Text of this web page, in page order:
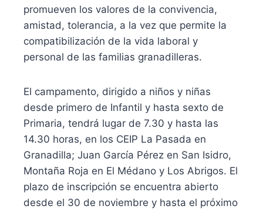
promueven los valores de la convivencia,
amistad, tolerancia, a la vez que permite la
compatibilización de la vida laboral y
personal de las familias granadilleras.
El campamento, dirigido a niños y niñas
desde primero de Infantil y hasta sexto de
Primaria, tendrá lugar de 7.30 y hasta las
14.30 horas, en los CEIP La Pasada en
Granadilla; Juan García Pérez en San Isidro,
Montaña Roja en El Médano y Los Abrigos. El
plazo de inscripción se encuentra abierto
desde el 30 de noviembre y hasta el próximo